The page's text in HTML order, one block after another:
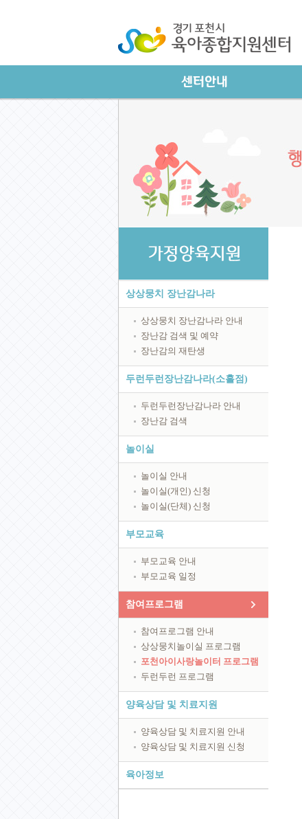
상상뭉치 장난감나라
상상뭉치 장난감나라 안내
장난감 검색 및 예약
장난감의 재탄생
두런두런장난감나라(소흘점)
두런두런장난감나라 안내
장난감 검색
놀이실
놀이실 안내
놀이실(개인) 신청
놀이실(단체) 신청
부모교육
부모교육 안내
부모교육 일정
참여프로그램
참여프로그램 안내
상상뭉치놀이실 프로그램
포천아이사랑놀이터 프로그램
두런두런 프로그램
양육상담 및 치료지원
양육상담 및 치료지원 안내
양육상담 및 치료지원 신청
육아정보